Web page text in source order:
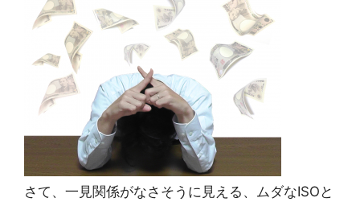
さて、一見関係がなさそうに見える、ムダなISOと